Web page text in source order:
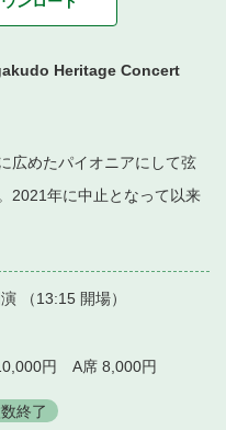
Heritage Concert
広めたパイオニアにして弦
2021年に中止となって以来
（13:15 開場）
円 A席 8,000円
終了